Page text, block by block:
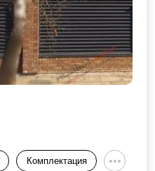
Комплектация